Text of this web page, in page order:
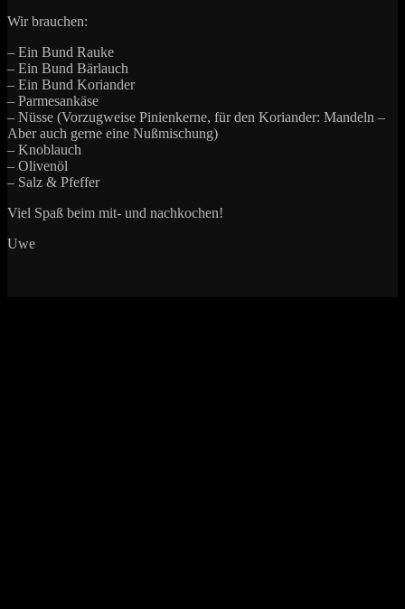
Wir brauchen:
– Ein Bund Rauke
– Ein Bund Bärlauch
– Ein Bund Koriander
– Parmesankäse
– Nüsse (Vorzugweise Pinienkerne, für den Koriander: Mandeln –
Aber auch gerne eine Nußmischung)
– Knoblauch
– Olivenöl
– Salz & Pfeffer
Viel Spaß beim mit- und nachkochen!
Uwe